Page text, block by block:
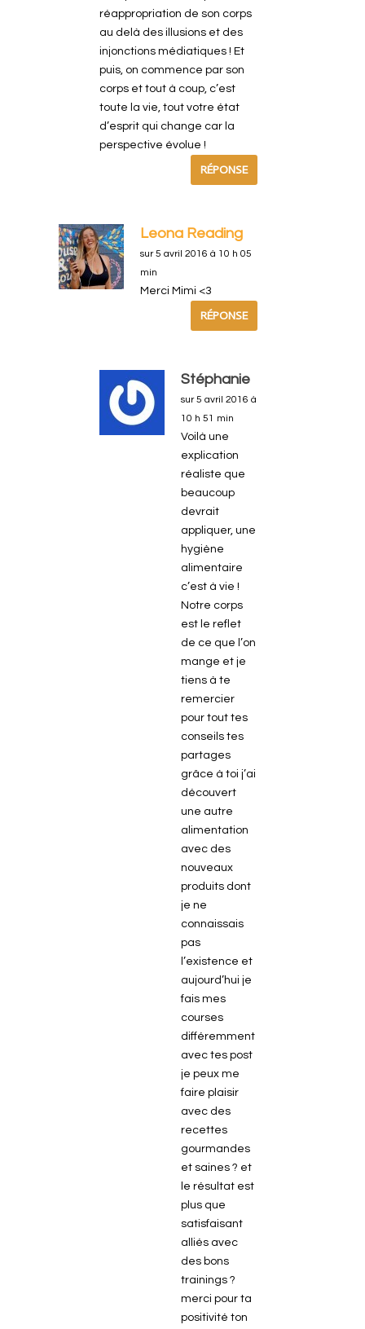
réappropriation de son corps
au delà des illusions et des
injonctions médiatiques ! Et
puis, on commence par son
corps et tout à coup, c’est
toute la vie, tout votre état
d’esprit qui change car la
perspective évolue !
RÉPONSE
Leona Reading
sur 5 avril 2016 à 10 h 05
min
Merci Mimi <3
RÉPONSE
Stéphanie
sur 5 avril 2016 à
10 h 51 min
Voilà une
explication
réaliste que
beaucoup
devrait
appliquer, une
hygiène
alimentaire
c’est à vie !
Notre corps
est le reflet
de ce que l’on
mange et je
tiens à te
remercier
pour tout tes
conseils tes
partages
grâce à toi j’ai
découvert
une autre
alimentation
avec des
nouveaux
produits dont
je ne
connaissais
pas
l’existence et
aujourd’hui je
fais mes
courses
différemment
avec tes post
je peux me
faire plaisir
avec des
recettes
gourmandes
et saines ? et
le résultat est
plus que
satisfaisant
alliés avec
des bons
trainings ?
merci pour ta
positivité ton